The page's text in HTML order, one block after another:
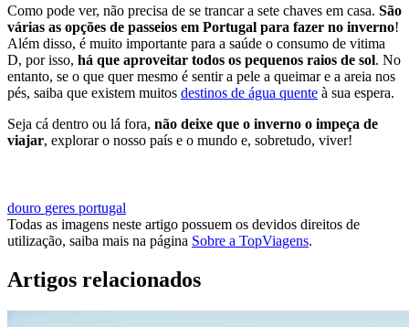
Como pode ver, não precisa de se trancar a sete chaves em casa. São
várias as opções de passeios em Portugal para fazer no inverno!
Além disso, é muito importante para a saúde o consumo de vitima
D, por isso, há que aproveitar todos os pequenos raios de sol. No
entanto, se o que quer mesmo é sentir a pele a queimar e a areia nos
pés, saiba que existem muitos destinos de água quente à sua espera.
Seja cá dentro ou lá fora, não deixe que o inverno o impeça de
viajar, explorar o nosso país e o mundo e, sobretudo, viver!
douro geres portugal
Todas as imagens neste artigo possuem os devidos direitos de
utilização, saiba mais na página Sobre a TopViagens.
Artigos relacionados